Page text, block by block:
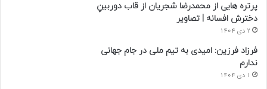
پرتره هایی از محمدرضا شجریان از قاب دوربینِ
دخترش افسانه | تصاویر
2 دی 1404
فرزاد فرزین: امیدی به تیم ملی در جام جهانی
ندارم
1 دی 1404